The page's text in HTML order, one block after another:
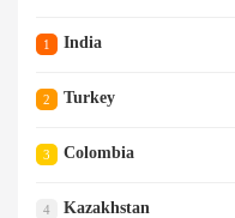
1 India
2 Turkey
3 Colombia
4 Kazakhstan